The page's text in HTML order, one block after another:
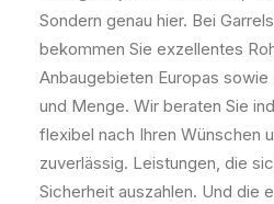
Sondern genau hier. Bei
bekommen Sie exzellentes
Anbaugebieten Europas
und Menge. Wir beraten Sie
flexibel nach Ihren Wünschen
zuverlässig. Leistungen, die
Sicherheit auszahlen. Und die